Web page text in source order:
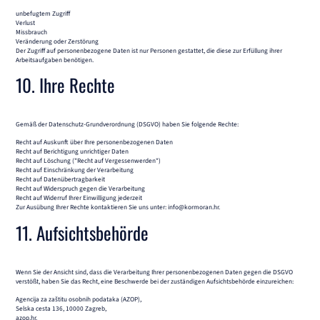
unbefugtem Zugriff
Verlust
Missbrauch
Veränderung oder Zerstörung
Der Zugriff auf personenbezogene Daten ist nur Personen gestattet, die diese zur Erfüllung ihrer
Arbeitsaufgaben benötigen.
10. Ihre Rechte
Gemäß der Datenschutz-Grundverordnung (DSGVO) haben Sie folgende Rechte:
Recht auf Auskunft über Ihre personenbezogenen Daten
Recht auf Berichtigung unrichtiger Daten
Recht auf Löschung ("Recht auf Vergessenwerden")
Recht auf Einschränkung der Verarbeitung
Recht auf Datenübertragbarkeit
Recht auf Widerspruch gegen die Verarbeitung
Recht auf Widerruf Ihrer Einwilligung jederzeit
Zur Ausübung Ihrer Rechte kontaktieren Sie uns unter:info@kormoran.hr.
11. Aufsichtsbehörde
Wenn Sie der Ansicht sind, dass die Verarbeitung Ihrer personenbezogenen Daten gegen die DSGVO
verstößt, haben Sie das Recht, eine Beschwerde bei der zuständigen Aufsichtsbehörde einzureichen:
Agencija za zaštitu osobnih podataka (AZOP),
Selska cesta 136, 10000 Zagreb,
azop.hr.